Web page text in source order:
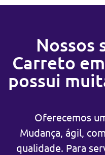
Nossos
Carreto
possui
Oferecemos
Mudança, ágil,
qualidade. Para